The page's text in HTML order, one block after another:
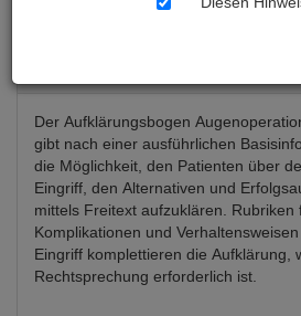
Der Aufklärungsbogen
gibt nach einer ausführlichen
die Möglichkeit, den Patienten über
Eingriff, den Alternativen und
mittels Freitext aufzuklären.
Komplikationen und
Eingriff komplettieren die Aufklärung,
Rechtsprechung erforderlich ist.